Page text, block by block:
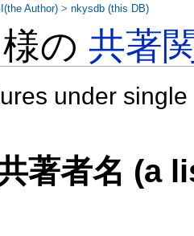
様の共著
under
著者名 (a
Author) >nkysdb (this DB)